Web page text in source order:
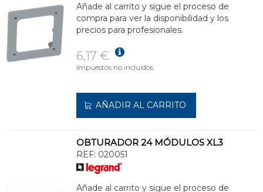
Añade al carrito y sigue el proceso de
compra para ver la disponibilidad y los
precios para profesionales.
6,17 €
Impuestos no incluidos.
AÑADIR AL CARRITO
OBTURADOR 24 MÓDULOS XL3
REF: 020051
Añade al carrito y sigue el proceso de